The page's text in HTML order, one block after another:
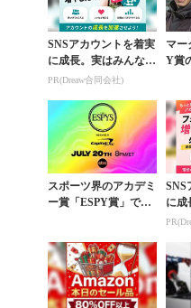
SNSアカウントを着実
に成長。実はみんなコ
コ使ってます。
PR(Dreaw合同会社)
マー
Y賞
スポーツ界のアカデミ
ー賞「ESPY賞」で平
SNS
に成
コ使